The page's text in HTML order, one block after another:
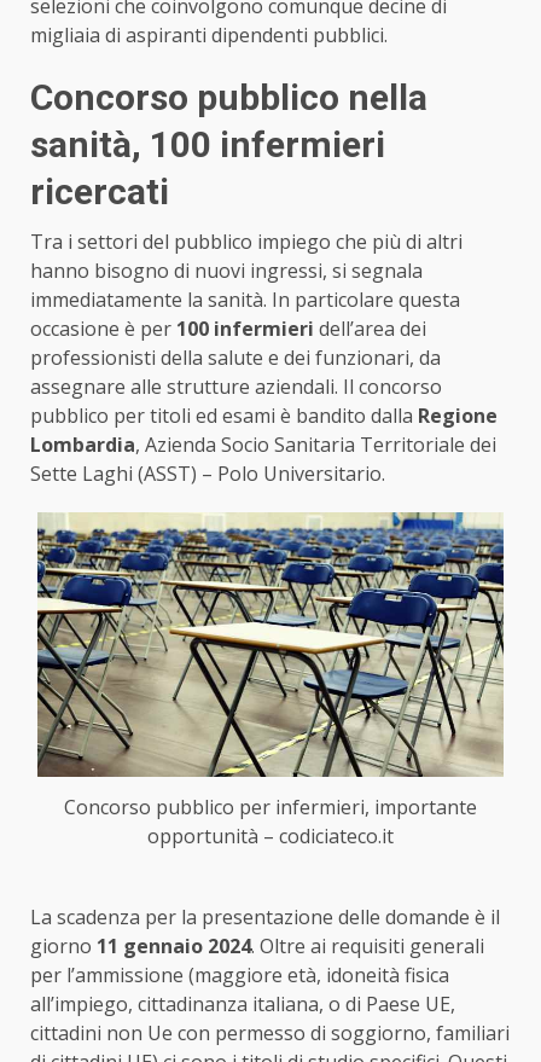
selezioni che coinvolgono comunque decine di
migliaia di aspiranti dipendenti pubblici.
Concorso pubblico nella
sanità, 100 infermieri
ricercati
Tra i settori del pubblico impiego che più di altri
hanno bisogno di nuovi ingressi, si segnala
immediatamente la sanità. In particolare questa
occasione è per 100 infermieri dell’area dei
professionisti della salute e dei funzionari, da
assegnare alle strutture aziendali. Il concorso
pubblico per titoli ed esami è bandito dalla Regione
Lombardia, Azienda Socio Sanitaria Territoriale dei
Sette Laghi (ASST) – Polo Universitario.
Concorso pubblico per infermieri, importante
opportunità – codiciateco.it
La scadenza per la presentazione delle domande è il
giorno 11 gennaio 2024. Oltre ai requisiti generali
per l’ammissione (maggiore età, idoneità fisica
all’impiego, cittadinanza italiana, o di Paese UE,
cittadini non Ue con permesso di soggiorno, familiari